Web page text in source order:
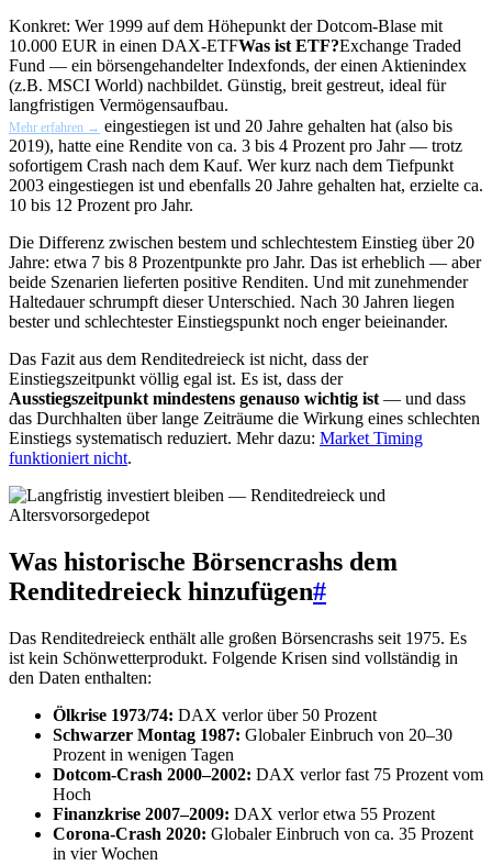
Konkret: Wer 1999 auf dem Höhepunkt der Dotcom-Blase mit
10.000 EUR in einen DAX-ETFWas ist ETF?Exchange Traded
Fund — ein börsengehandelter Indexfonds, der einen Aktienindex
(z.B. MSCI World) nachbildet. Günstig, breit gestreut, ideal für
langfristigen Vermögensaufbau.
Mehr erfahren → eingestiegen ist und 20 Jahre gehalten hat (also bis
2019), hatte eine Rendite von ca. 3 bis 4 Prozent pro Jahr — trotz
sofortigem Crash nach dem Kauf. Wer kurz nach dem Tiefpunkt
2003 eingestiegen ist und ebenfalls 20 Jahre gehalten hat, erzielte ca.
10 bis 12 Prozent pro Jahr.
Die Differenz zwischen bestem und schlechtestem Einstieg über 20
Jahre: etwa 7 bis 8 Prozentpunkte pro Jahr. Das ist erheblich — aber
beide Szenarien lieferten positive Renditen. Und mit zunehmender
Haltedauer schrumpft dieser Unterschied. Nach 30 Jahren liegen
bester und schlechtester Einstiegspunkt noch enger beieinander.
Das Fazit aus dem Renditedreieck ist nicht, dass der
Einstiegszeitpunkt völlig egal ist. Es ist, dass der
Ausstiegszeitpunkt mindestens genauso wichtig ist — und dass
das Durchhalten über lange Zeiträume die Wirkung eines schlechten
Einstiegs systematisch reduziert. Mehr dazu: Market Timing
funktioniert nicht.
Was historische Börsencrashs dem
Renditedreieck hinzufügen#
Das Renditedreieck enthält alle großen Börsencrashs seit 1975. Es
ist kein Schönwetterprodukt. Folgende Krisen sind vollständig in
den Daten enthalten:
Ölkrise 1973/74: DAX verlor über 50 Prozent
Schwarzer Montag 1987: Globaler Einbruch von 20–30
Prozent in wenigen Tagen
Dotcom-Crash 2000–2002: DAX verlor fast 75 Prozent vom
Hoch
Finanzkrise 2007–2009: DAX verlor etwa 55 Prozent
Corona-Crash 2020: Globaler Einbruch von ca. 35 Prozent
in vier Wochen